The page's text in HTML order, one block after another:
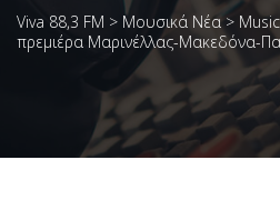
Viva 88,3 FM > Μουσικά Νέα > Music
πρεμιέρα Μαρινέλλας-Μακεδόνα-